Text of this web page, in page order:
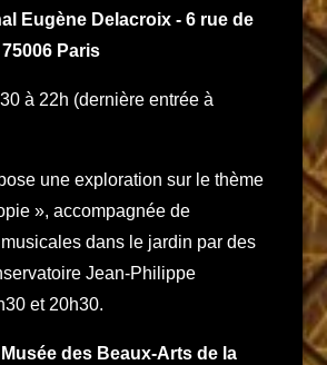
Eugène Delacroix - 6 rue de
Paris
à 22h (dernière entrée à
une exploration sur le thème
», accompagnée de
dans le jardin par des
Jean-Philippe
et 20h30.
des Beaux-Arts de la